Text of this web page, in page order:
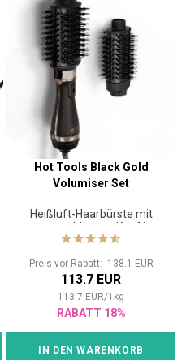
Hot Tools Black Gold
Volumiser Set
Heißluft-Haarbürste mit
austauschbarem Kopf im
Set
Preis vor Rabatt:138.1 EUR
113.7 EUR
113.7 EUR/1 kg
RABATT 18%
IN DEN WARENKORB